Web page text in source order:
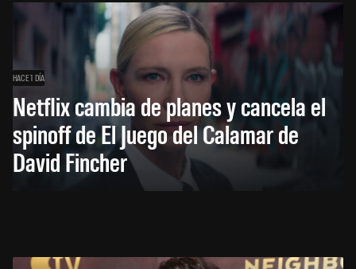
HACE 1 DÍA
Netflix cambia de planes y cancela el
spinoff de El Juego del Calamar de
David Fincher